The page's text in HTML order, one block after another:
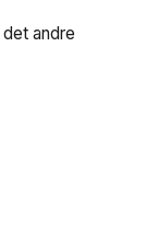
andre